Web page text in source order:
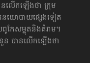
នលើកឡើងថា ក្រុម
នយោបាយផ្សេងទៀត
ែសម្លុតនិងគំរាម។
ន បានលើកឡើងថា